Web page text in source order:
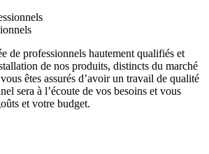
de professionnels hautement qualifiés et
de nos produits, distincts du marché
êtes assurés d’avoir un travail de qualité
sera à l’écoute de vos besoins et vous
et votre budget.